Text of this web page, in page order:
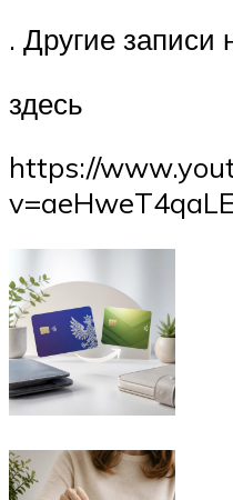
. Другие записи
здесь
https://
v=aeHweT4qaLE